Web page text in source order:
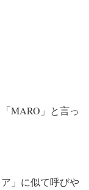
MARO」と言っ
」に似て呼びや